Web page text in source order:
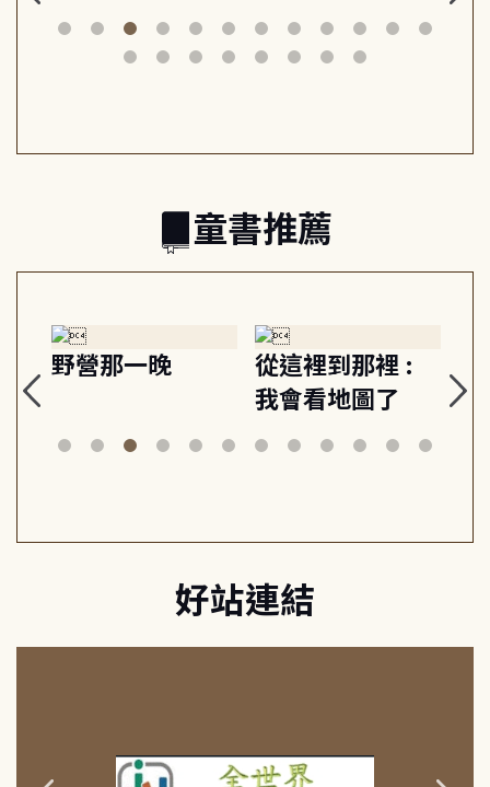
山與信仰, 外交官
筆下的現代馬雅
建立教養的安定
節奏 22個行動練
童書推薦
野營那一晚
從這裡到那裡 :
我會看地圖了
美
好站連結